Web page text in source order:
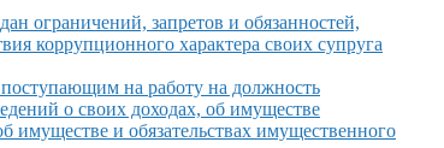
ограничений, запретов и обязанностей,
коррупционного характера своих супруга
на работу на должность
о своих доходах, об имуществе
имуществе и обязательствах имущественного